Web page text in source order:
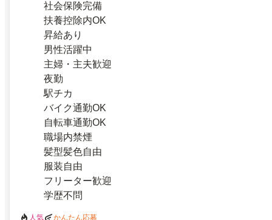
社会保険完備
扶養控除内OK
昇給あり
男性活躍中
主婦・主夫歓迎
夜勤
駅チカ
バイク通勤OK
自転車通勤OK
職場内禁煙
髪型髪色自由
服装自由
フリーター歓迎
学歴不問
人気 かんたん応募